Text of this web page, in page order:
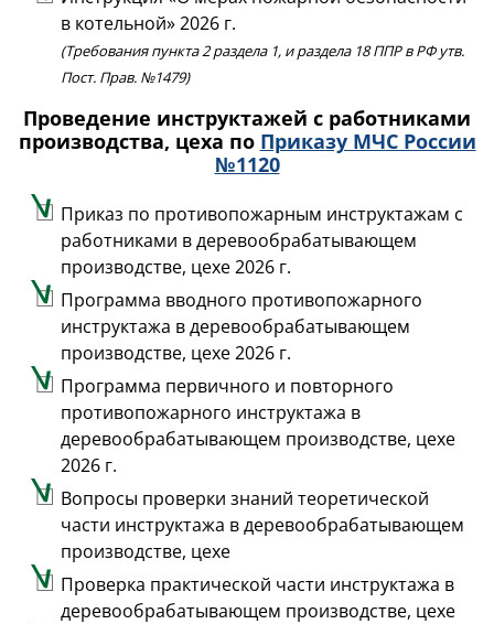
в котельной» 2026 г.
(Требования пункта 2 раздела 1, и раздела 18 ППР в РФ утв.
Пост. Прав. №1479)
Проведение инструктажей с работниками
производства, цеха по Приказу МЧС России
№1120
Приказ по противопожарным инструктажам с
работниками в деревообрабатывающем
производстве, цехе 2026 г.
Программа вводного противопожарного
инструктажа в деревообрабатывающем
производстве, цехе 2026 г.
Программа первичного и повторного
противопожарного инструктажа в
деревообрабатывающем производстве, цехе
2026 г.
Вопросы проверки знаний теоретической
части инструктажа в деревообрабатывающем
производстве, цехе
Проверка практической части инструктажа в
деревообрабатывающем производстве, цехе